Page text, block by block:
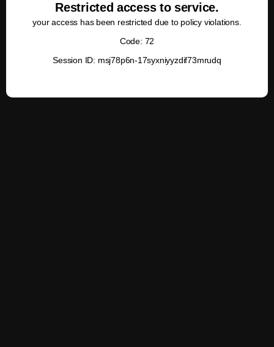
Restricted access to service.
your access has been restricted due to policy violations.
Code: 72
Session ID: msj78p6n-17syxniyyzdif73mrudq